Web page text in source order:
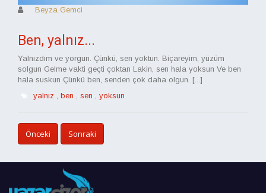
Beyza Gemci
Ben, yalnız...
Yalnızdım ve yorgun. Çünkü, sen yoktun. Biçareyim, yüzüm
solgun Gelme vakti geçti çoktan Lakin, sen hala yoksun Ve ben
hala suskun Çünkü ben, senden çok daha olgun. [...]
yalnız
ben sen yoksun
Önceki Sonraki